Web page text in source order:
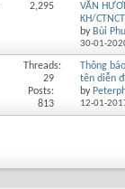
2,295
VĂN
KH/
by Bùi
30-01-
Threads:
29
Posts:
813
Thông
tên diễn
by
12-01-